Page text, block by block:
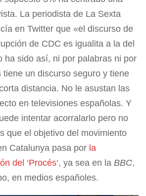
La periodista de La Sexta
en Twitter que «el discurso de
de CDC es igualita a la del
ha sido así, ni por palabras ni por
tiene un discurso seguro y tiene
distancia. No le asustan las
en televisiones españolas. Y
intentar acorralarlo pero no
que el objetivo del movimiento
Catalunya pasa por la
del ‘Procés‘, ya sea en la BBC,
en medios españoles.